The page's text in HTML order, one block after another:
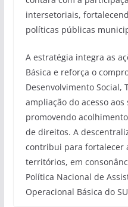
intersetoriais,
políticas públicas
A estratégia integra as
Básica e reforça o
Desenvolvimento Social,
ampliação do acesso
promovendo
de direitos. A
contribui para fortalecer
territórios, em
Política Nacional de
Operacional Básica do